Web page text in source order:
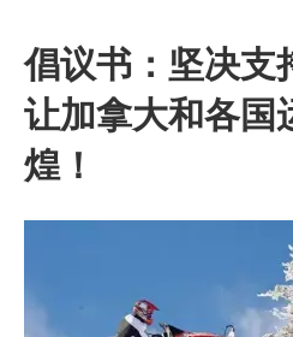
倡议书：坚决支
让加拿大和各国
煌！